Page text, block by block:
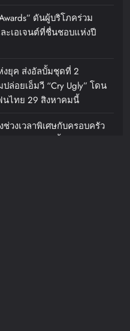
ดันผู้บริโภคร่วม
เอเจนต์ที่ชื่นชอบแห่งปี
งยุค ส่งอัลบั้มชุดที่ 2
ปล่อยเอ็มวี “Cry Ugly” โดน
ไทย 29 สิงหาคมนี้
วงเวลาพิเศษกับครอบครัว